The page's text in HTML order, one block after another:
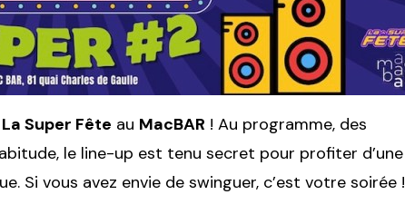
La Super Fête au MacBAR ! Au programme, des
le line-up est tenu secret pour profiter d’une
Si vous avez envie de swinguer, c’est votre soirée !